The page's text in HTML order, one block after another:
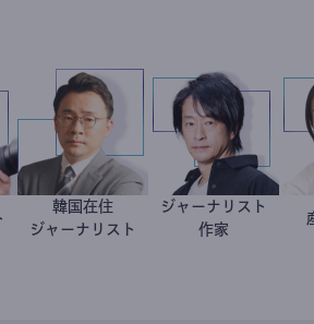
玲
リスト 徐台教
韓国在住
ジャーナリスト
鈴木エイト
ジャーナリスト